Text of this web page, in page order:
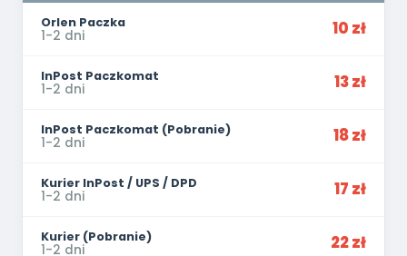
Orlen Paczka
1-2 dni 10 zł
InPost Paczkomat
1-2 dni 13 zł
InPost Paczkomat (Pobranie)
1-2 dni 18 zł
Kurier InPost / UPS / DPD
1-2 dni 17 zł
Kurier (Pobranie)
1-2 dni 22 zł